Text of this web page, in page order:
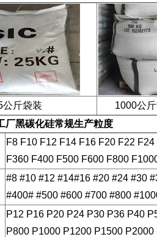
袋装 1000公斤
厂黑碳化硅常规生产粒度
F8 F10 F12 F14 F16 F20 F22
F360 F400 F500 F600 F800
#8 #10 #12 #14#16 #20 #24 #30
#400# #500 #600 #700 #800
P12 P16 P20 P24 P30 P36 P40
P800 P1000 P1200 P1500